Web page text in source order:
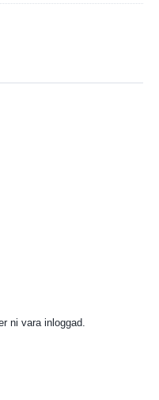
ni vara inloggad.